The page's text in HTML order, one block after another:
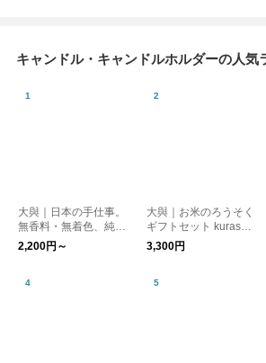
キャンドル・キャンドルホルダーの人気
大與｜日本の手仕事。
無香料・無着色、純植
物性の お米のブロッ
クキャンドル kurashis
2,200円～
大與｜お米のろうそく
ギフトセット kurashis
ha
3,300円